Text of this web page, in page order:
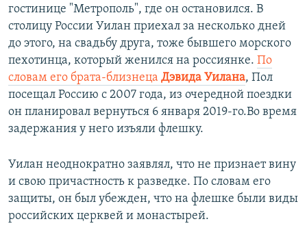
гостинице "Метрополь", где он остановился. В
столицу России Уилан приехал за несколько дней
до этого, на свадьбу друга, тоже бывшего морского
пехотинца, который женился на россиянке. По
словам его брата-близнеца Дэвида Уилана, Пол
посещал Россию с 2007 года, из очередной поездки
он планировал вернуться 6 января 2019-го.Во время
задержания у него изъяли флешку.
Уилан неоднократно заявлял, что не признает вину
и свою причастность к разведке. По словам его
защиты, он был убежден, что на флешке были виды
российских церквей и монастырей.